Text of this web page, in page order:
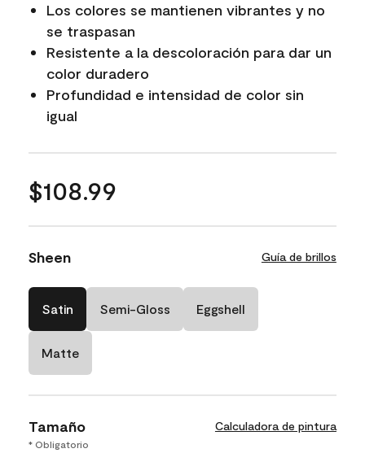
Los colores se mantienen vibrantes y no
se traspasan
Resistente a la descoloración para dar un
color duradero
Profundidad e intensidad de color sin
igual
$108.99
Sheen Guía de brillos
Satin Semi-Gloss Eggshell
Matte
Tamaño Calculadora de pintura
* Obligatorio